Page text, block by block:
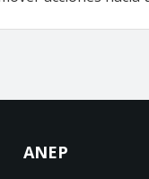
ANEP